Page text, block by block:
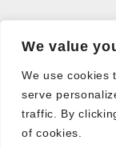
We value
We use cookies
serve
traffic. By
of cookies.